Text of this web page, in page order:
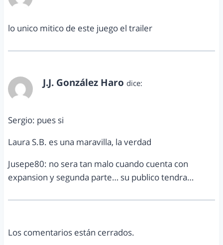
lo unico mitico de este juego el trailer
J.J. González Haro dice:
Sergio: pues si
Laura S.B. es una maravilla, la verdad
Jusepe80: no sera tan malo cuando cuenta con
expansion y segunda parte… su publico tendra…
Los comentarios están cerrados.